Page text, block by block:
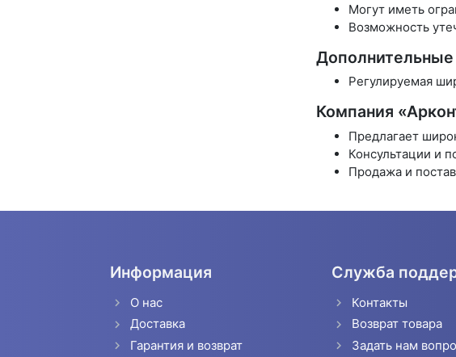
Могут иметь
Возможность
Дополнительные
Регулируемая
Компания
Предлагает
Консультации и
Продажа и
Информация
О нас
Доставка
Гарантия и возврат
Служба
Контакты
Возврат товара
Задать нам